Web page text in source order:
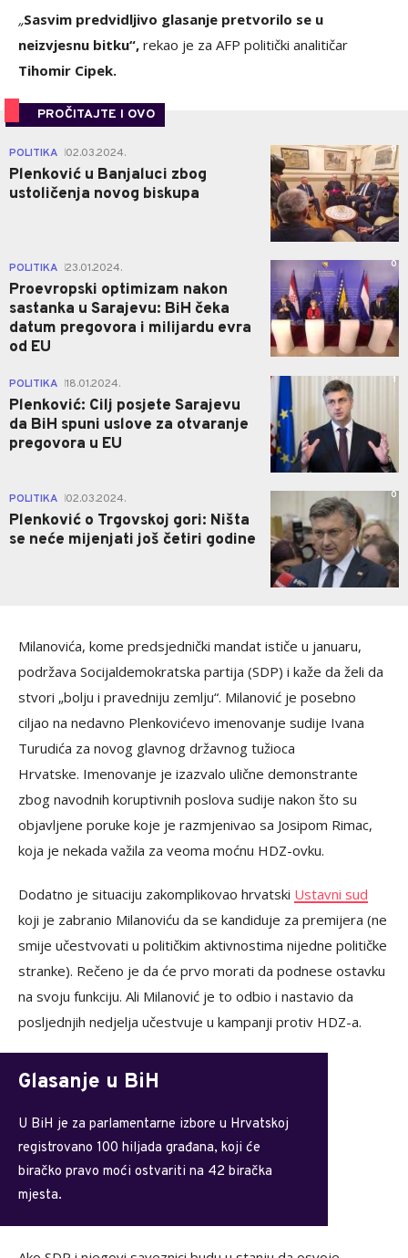
„Sasvim predvidljivo glasanje pretvorilo se u
neizvjesnu bitku“, rekao je za AFP politički analitičar
Tihomir Cipek.
PROČITAJTE I OVO
POLITIKA 02.03.2024.
Plenković u Banjaluci zbog
ustoličenja novog biskupa
0
POLITIKA 23.01.2024.
Proevropski optimizam nakon
sastanka u Sarajevu: BiH čeka
datum pregovora i milijardu evra
od EU
0
POLITIKA 18.01.2024.
Plenković: Cilj posjete Sarajevu
da BiH spuni uslove za otvaranje
pregovora u EU
1
POLITIKA 02.03.2024.
Plenković o Trgovskoj gori: Ništa
se neće mijenjati još četiri godine
0
Milanovića, kome predsjednički mandat ističe u januaru,
podržava Socijaldemokratska partija (SDP) i kaže da želi da
stvori „bolju i pravedniju zemlju“. Milanović je posebno
ciljao na nedavno Plenkovićevo imenovanje sudije Ivana
Turudića za novog glavnog državnog tužioca
Hrvatske. Imenovanje je izazvalo ulične demonstrante
zbog navodnih koruptivnih poslova sudije nakon što su
objavljene poruke koje je razmjenivao sa Josipom Rimac,
koja je nekada važila za veoma moćnu HDZ-ovku.
Dodatno je situaciju zakomplikovao hrvatski Ustavni sud
koji je zabranio Milanoviću da se kandiduje za premijera (ne
smije učestvovati u političkim aktivnostima nijedne političke
stranke). Rečeno je da će prvo morati da podnese ostavku
na svoju funkciju. Ali Milanović je to odbio i nastavio da
posljednjih nedjelja učestvuje u kampanji protiv HDZ-a.
Glasanje u BiH
U BiH je za parlamentarne izbore u Hrvatskoj
registrovano 100 hiljada građana, koji će
biračko pravo moći ostvariti na 42 biračka
mjesta.